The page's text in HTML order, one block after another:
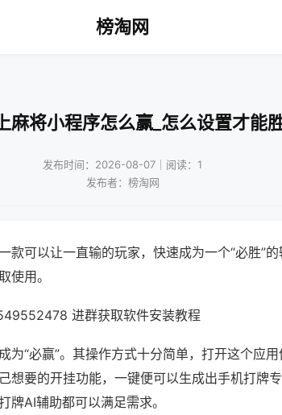
榜淘网
麻将小程序怎么赢_怎么设置才能
发布时间：2026-08-07｜阅读：1
发布者：榜淘网
款可以让一直输的玩家，快速成为一个“必胜”
使用。
进群获取软件安装教程
为“必赢”。其操作方式十分简单，打开这个应
想要的开挂功能，一键便可以生成出手机打牌
牌AI辅助都可以满足需求。